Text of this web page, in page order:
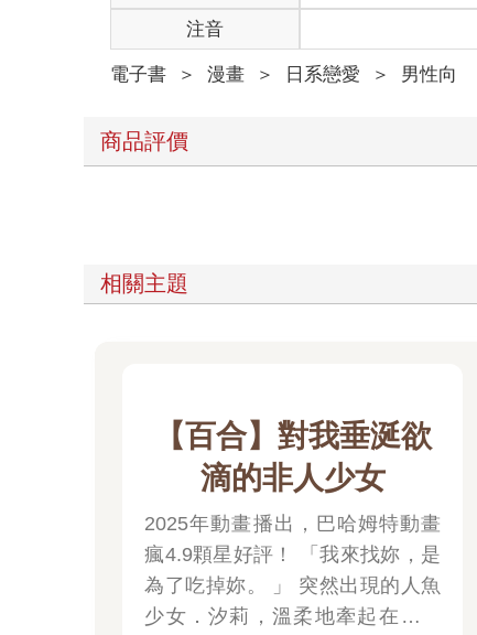
注音
電子書 ＞ 漫畫 ＞ 日系戀愛 ＞ 男性向
商品評價
相關主題
【百合】對我垂涎欲
滴的非人少女
2025年動畫播出，巴哈姆特動畫
瘋4.9顆星好評！ 「我來找妳，是
為了吃掉妳。 」 突然出現的人魚
少女．汐莉，溫柔地牽起在靠海